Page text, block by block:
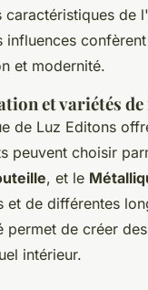
caractéristiques de
et modernité.
et variétés
de Luz Editons
peuvent choisir
, et le
et de différentes
permet de créer des
intérieur.